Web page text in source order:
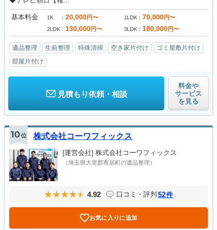
基本料金 1K 20,000円〜 1LDK 70,000円〜
2LDK 130,000円〜 3LDK 180,000円〜
遺品整理 生前整理 特殊清掃 空き家片付け
ゴミ屋敷片付け
部屋片付け
見積もり依頼・相談
料金や
サービス
を見る
10位 株式会社コーワフィックス
[運営会社] 株式会社コーワフィックス
（埼玉県大里郡寄居町の遺品整理）
4.92 口コミ・評判 52件
お気に入りに追加